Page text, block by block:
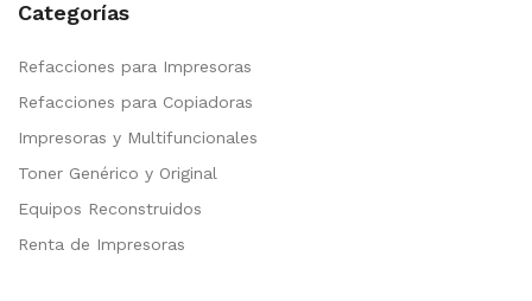
Categorías
Refacciones para Impresoras
Refacciones para Copiadoras
Impresoras y Multifuncionales
Toner Genérico y Original
Equipos Reconstruidos
Renta de Impresoras